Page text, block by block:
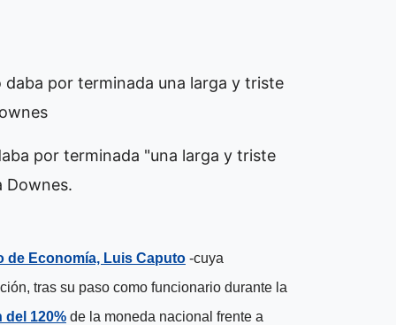
por terminada "una larga y triste
Downes.
de Economía, Luis Caputo -cuya
tras su paso como funcionario durante la
del 120% de la moneda nacional frente a